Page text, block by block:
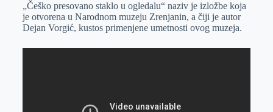
e
r
I
n
s
A
a
i
„Češko presovano staklo u ogledalu“ naziv je izložbe koja
je otvorena u Narodnom muzeju Zrenjanin, a čiji je autor
Dejan Vorgić, kustos primenjene umetnosti ovog muzeja.